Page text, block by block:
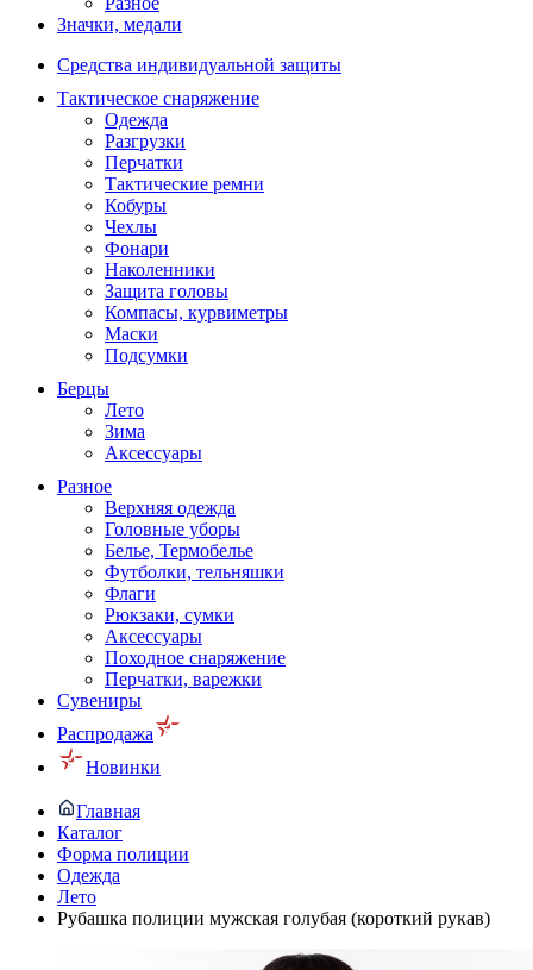
Значки, медали
Средства индивидуальной защиты
Тактическое снаряжение
Одежда
Разгрузки
Перчатки
Тактические ремни
Кобуры
Чехлы
Фонари
Наколенники
Защита головы
Компасы, курвиметры
Маски
Подсумки
Берцы
Лето
Зима
Аксессуары
Разное
Верхняя одежда
Головные уборы
Белье, Термобелье
Футболки, тельняшки
Флаги
Рюкзаки, сумки
Аксессуары
Походное снаряжение
Перчатки, варежки
Сувениры
Распродажа
Новинки
Главная
Каталог
Форма полиции
Одежда
Лето
Рубашка полиции мужская голубая (короткий рукав)